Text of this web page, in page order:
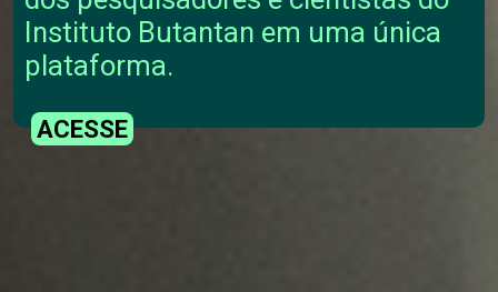
Instituto Butantan em uma única
plataforma.
ACESSE